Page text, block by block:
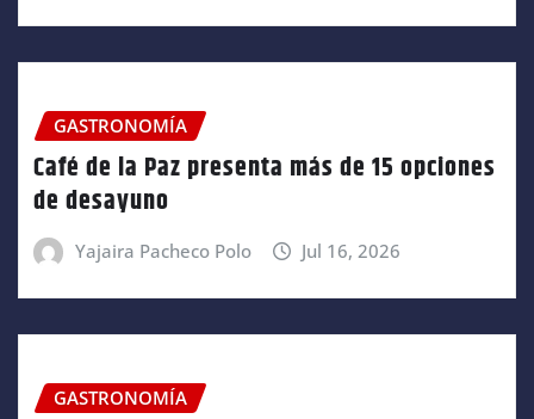
GASTRONOMÍA
Café de la Paz presenta más de 15 opciones
de desayuno
Yajaira Pacheco Polo Jul 16, 2026
GASTRONOMÍA